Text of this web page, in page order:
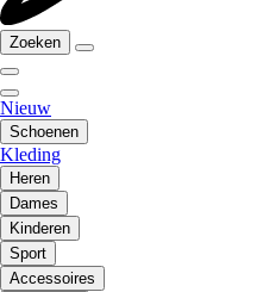
Zoeken
Nieuw
Schoenen
Kleding
Heren
Dames
Kinderen
Sport
Accessoires